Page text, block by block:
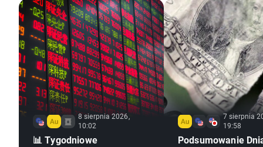
8 sierpnia 2026,
10:02
📊 Tygodniowe
7 sierpnia
19:58
Podsumowanie